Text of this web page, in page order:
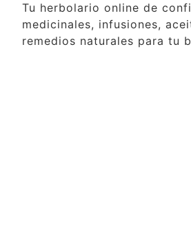
Tu herbolario online de
medicinales, infusiones,
remedios naturales para tu